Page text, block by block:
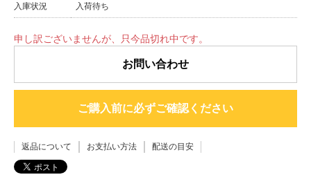
入庫状況 入荷待ち
申し訳ございませんが、只今品切れ中です。
お問い合わせ
ご購入前に必ずご確認ください
返品について お支払い方法 配送の目安